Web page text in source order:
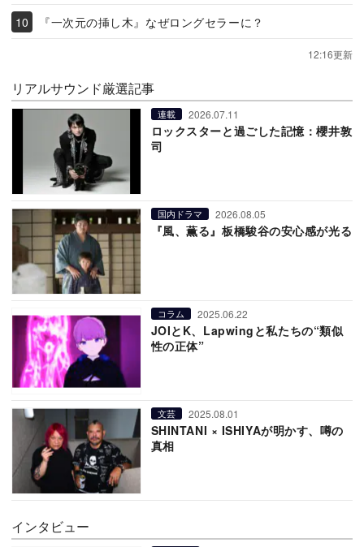
『一次元の挿し木』なぜロングセラーに？
12:16更新
リアルサウンド厳選記事
連載 2026.07.11
ロックスターと過ごした記憶：櫻井敦
司
国内ドラマ 2026.08.05
『風、薫る』板橋駿谷の安心感が光る
コラム 2025.06.22
JOIとK、Lapwingと私たちの“類似
性の正体”
文芸 2025.08.01
SHINTANI × ISHIYAが明かす、噂の
真相
インタビュー